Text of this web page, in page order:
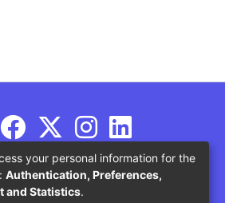
your personal information for the
Authentication, Preferences,
and Statistics.